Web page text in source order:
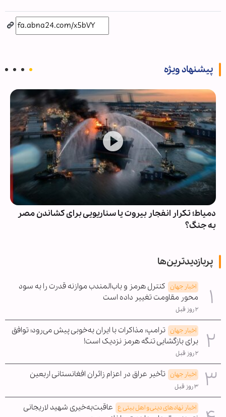
پیشنهاد ویژه
دمیاط؛ تکرار انفجار بیروت یا سناریویی برای کشاندن مصر
به جنگ؟
پربازدیدترین‌ها
اخبار جهان کنترل هرمز و باب‌المندب موازنه قدرت را به سود
محور مقاومت تغییر داده است
۲ روز قبل
اخبار جهان ترامپ: مذاکرات با ایران به‌خوبی پیش می‌رود؛ توافق
برای بازگشایی تنگه هرمز نزدیک است!
۲ روز قبل
اخبار جهان تأخیر عراق در اعزام زائران افغانستانی اربعین
۳ روز قبل
اخبار نهادهای دینی و اهل بیتی ع عاقبت‌به‌خیری شهید لاریجانی